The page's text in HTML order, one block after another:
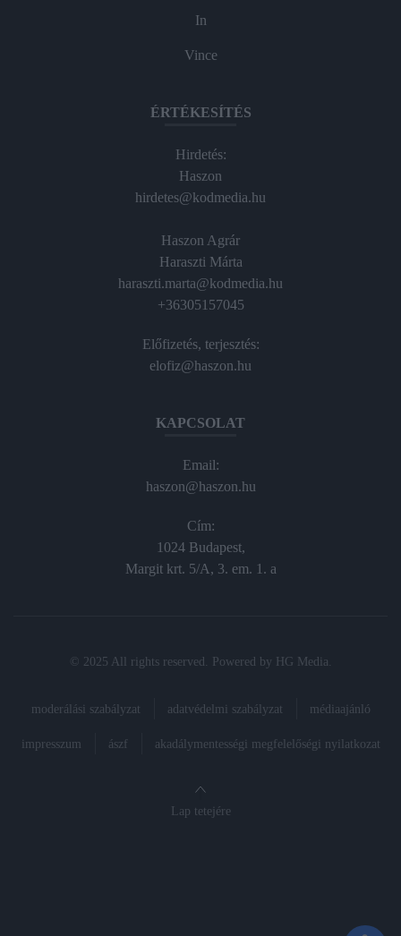
In
Vince
ÉRTÉKESÍTÉS
Hirdetés:
Haszon
hirdetes@kodmedia.hu
Haszon Agrár
Haraszti Márta
haraszti.marta@kodmedia.hu
+36305157045
Előfizetés, terjesztés:
elofiz@haszon.hu
KAPCSOLAT
Email:
haszon@haszon.hu
Cím:
1024 Budapest,
Margit krt. 5/A, 3. em. 1. a
© 2025 All rights reserved. Powered by HG Media
moderálási szabályzat adatvédelmi szabályzat médiaajánló
impresszum ászf akadálymentességi megfelelőségi nyilatkozat
Lap tetejére